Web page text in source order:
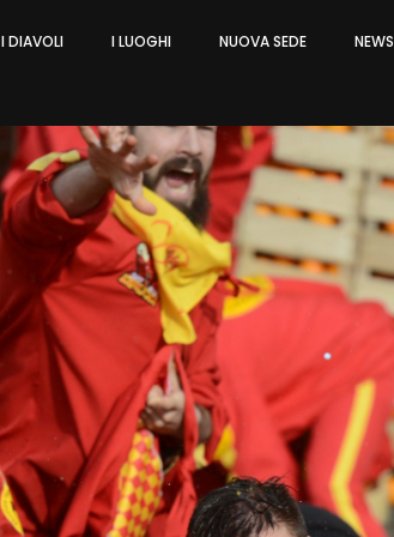
I DIAVOLI I LUOGHI NUOVA SEDE NEWS